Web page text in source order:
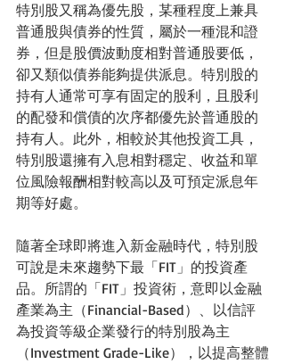
特別股又稱為優先股，某種程度上兼具
普通股與債券的性質，屬於一種混和證
券，但是股價波動度相對普通股要低，
卻又類似債券能夠提供派息。特別股的
持有人通常可享有固定的股利，且股利
的配發和償債的次序都優先於普通股的
持有人。此外，相較於其他投資工具，
特別股還擁有入息相對穩定、收益和單
位風險報酬相對較高以及可預定派息年
期等好處。
隨著全球即將進入新金融時代，特別股
可說是未來趨勢下最「FIT」的投資產
品。所謂的「FIT」投資術，意即以金融
產業為主（Financial-Based）、以信評
為投資等級企業發行的特別股為主
（Investment Grade-Like），以提高整體